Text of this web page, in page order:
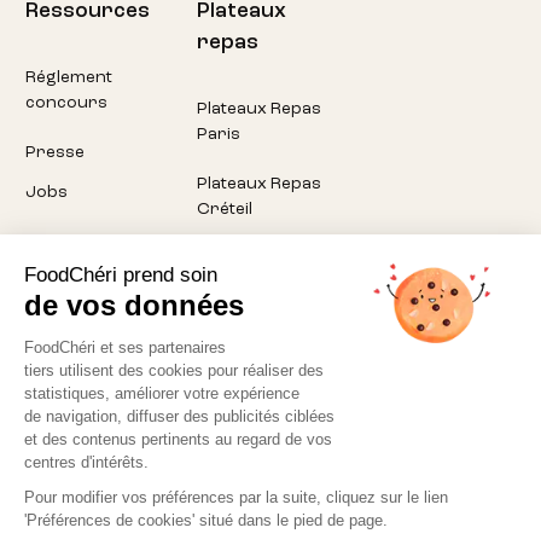
FoodChéri prend soin
de vos données
FoodChéri et ses partenaires
tiers utilisent des cookies pour réaliser des
statistiques, améliorer votre expérience
de navigation, diffuser des publicités ciblées
et des contenus pertinents au regard de vos
centres d'intérêts.
Pour modifier vos préférences par la suite, cliquez sur le lien
'Préférences de cookies' situé dans le pied de page.
Ressources
Réglement
concours
Presse
Jobs
Plateaux
repas
Plateaux Repas
Paris
Plateaux Repas
Créteil
Pantin
Montreuil
Plateaux Repas
Aubervilliers